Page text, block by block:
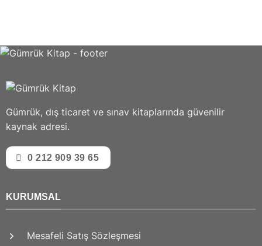
Gümrük, dış ticaret ve sınav kitaplarında güvenilir
kaynak adresi.
0 212 909 39 65
KURUMSAL
Mesafeli Satış Sözleşmesi